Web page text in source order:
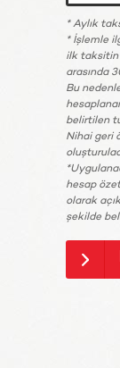
* Aylık
* İşlemle
ilk taksitin
arasında
Bu
belirtilen
Nihai geri
hesap
olarak
şekilde